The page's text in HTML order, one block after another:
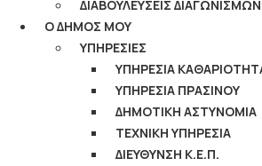
ΔΙΑΒΟΥΛΕΥΣΕΙΣ ΔΙΑΓΩΝΙΣΜΩΝ
Ο ΔΗΜΟΣ ΜΟΥ
ΥΠΗΡΕΣΙΕΣ
ΥΠΗΡΕΣΙΑ
ΥΠΗΡΕΣΙΑ ΠΡΑΣΙΝΟΥ
ΔΗΜΟΤΙΚΗ ΑΣΤΥΝΟΜΙΑ
ΤΕΧΝΙΚΗ ΥΠΗΡΕΣΙΑ
ΔΙΕΥΘΥΝΣΗ Κ.Ε.Π.